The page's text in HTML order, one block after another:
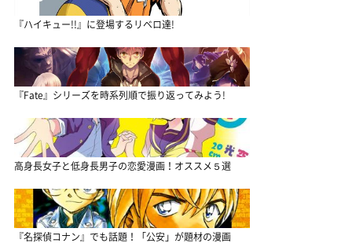
『ハイキュー!!』に登場するリベロ達!
『Fate』シリーズを時系列順で振り返ってみよう!
高身長女子と低身長男子の恋愛漫画！オススメ５選
『名探偵コナン』でも話題！「公安」が題材の漫画